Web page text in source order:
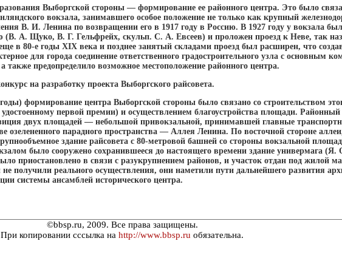
Выборгской стороны — формирование ее районного центра. Это было
вокзала, занимавшего особое положение не только как крупный
В. И. Ленина по возвращении его в 1917 году в Россию. В 1927 году у вокзала
А. Щуко, В. Г. Гельфрейх, скульп. С. А. Евсеев) и проложен проезд к Неве, так
в 80-е годы XIX века и позднее занятый складами проезд был расширен, что
для города соединение ответственного градостроительного узла с основным
предопределило возможное местоположение районного центра.
на разработку проекта Выборгского райсовета.
формирование центра Выборгской стороны было связано со строительством
первой премии) и осуществлением благоустройства площади. Районный
двух площадей — небольшой привокзальной, принимавшей главные
озелененного парадного пространства — Аллея Ленина. По восточной стороне
здание райсовета с 80-метровой башней со стороны вокзальной
было сооружено сохранившееся до настоящего времени здание универмага (Я.
приостановлено в связи с разукрупнением районов, и участок отдан под жилой
получили реального осуществления, они наметили пути дальнейшего развития
системы ансамблей исторического центра.
©bbsp.ru, 2009. Все права защищены.
При копировании сссылка на http://www.bbsp.ru обязательна.